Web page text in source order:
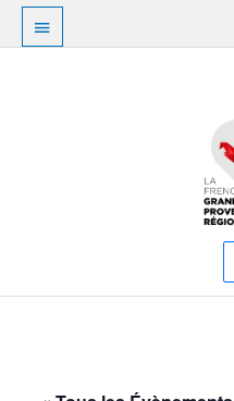
Aller
contenu
Au
dessus